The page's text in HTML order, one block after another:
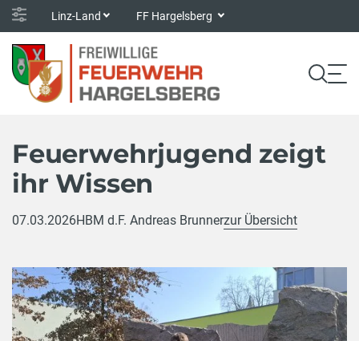
Linz-Land FF Hargelsberg
Feuerwehrjugend zeigt
ihr Wissen
07.03.2026HBM d.F. Andreas Brunnerzur Übersicht